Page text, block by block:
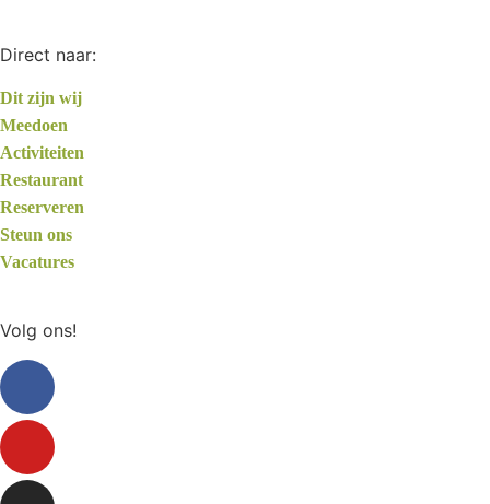
Direct naar:
Dit zijn wij
Meedoen
Activiteiten
Restaurant
Reserveren
Steun ons
Vacatures
Volg ons!